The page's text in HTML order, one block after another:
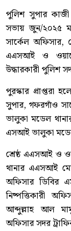
পুলিশ সুপার
সভায় জুন/২০২৫
সার্কেল অফিসার,
এএসআই ও
উদ্ধারকারী পুলিশ
পুরস্কার প্রাপ্তরা
সুপার, গফরগাঁও
ভালুকা মডেল
এসআই ভালুকা
শ্রেষ্ঠ এএসআই ও
থানার এএসআই
অফিসার ডিবির
নিষ্পত্তিকারী
আব্দুল্লাহ আল
অফিসার সদর